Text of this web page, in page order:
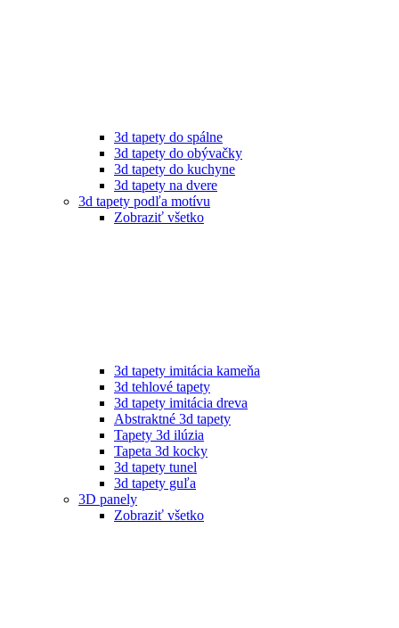
3d tapety do spálne
3d tapety do obývačky
3d tapety do kuchyne
3d tapety na dvere
3d tapety podľa motívu
Zobraziť všetko
3d tapety imitácia kameňa
3d tehlové tapety
3d tapety imitácia dreva
Abstraktné 3d tapety
Tapety 3d ilúzia
Tapeta 3d kocky
3d tapety tunel
3d tapety guľa
3D panely
Zobraziť všetko